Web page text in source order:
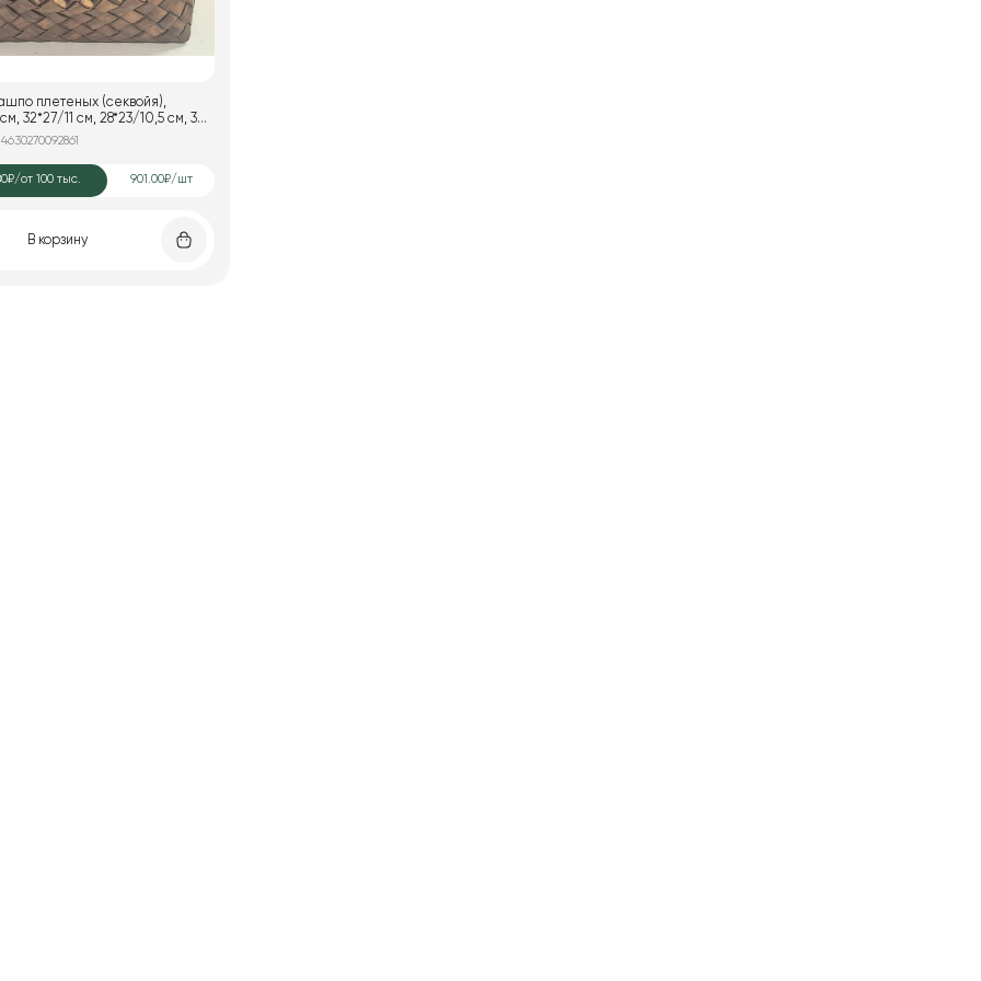
плетеных (секвойя),
32*27/11 см, 28*23/10,5 см, 3
/от 100 тыс. 901.00₽/шт
В корзину